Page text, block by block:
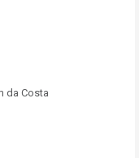
da Costa